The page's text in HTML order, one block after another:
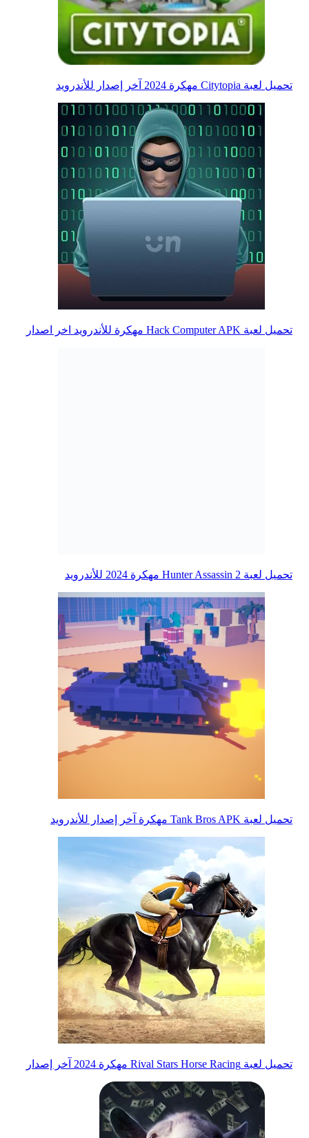
تحميل لعبة Citytopia مهكرة 2024 آخر إصدار للأندرويد
تحميل لعبة Hack Computer APK مهكرة للأندرويد اخر اصدار
تحميل لعبة Hunter Assassin 2‏ مهكرة 2024 للأندرويد
تحميل لعبة Tank Bros APK مهكرة آخر إصدار للأندرويد
تحميل لعبة Rival Stars Horse Racing مهكرة 2024 آخر إصدار